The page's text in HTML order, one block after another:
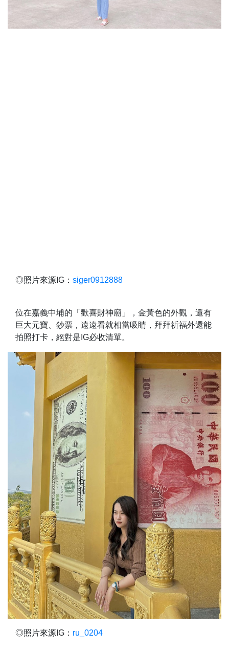
◎照片來源IG： siger0912888
位在嘉義中埔的「歡喜財神廟」，金黃色的外觀，還有
巨大元寶、鈔票，遠遠看就相當吸睛，拜拜祈福外還能
拍照打卡，絕對是IG必收清單。
◎照片來源IG： ru_0204